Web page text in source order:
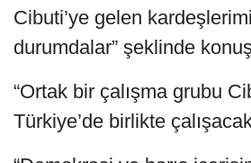
Cibuti’ye gelen
durumdalar” şeklinde
“Ortak bir çalışma grubu
Türkiye’de birlikte